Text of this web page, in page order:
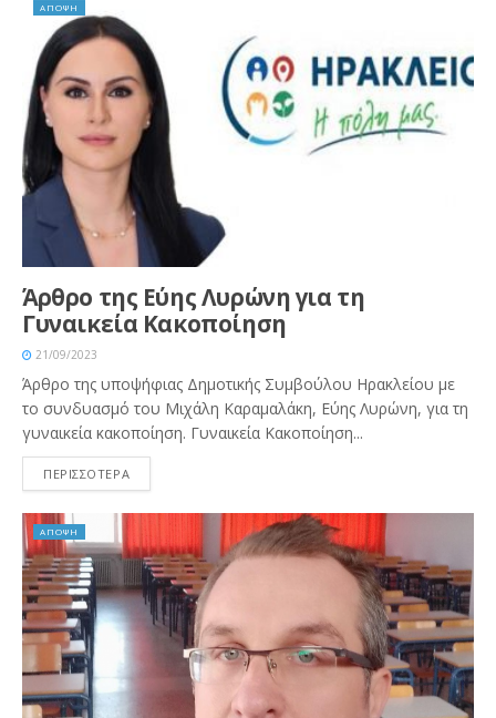
ΑΠΟΨΗ
Άρθρο της Εύης Λυρώνη για τη
Γυναικεία Κακοποίηση
21/09/2023
Άρθρο της υποψήφιας Δημοτικής Συμβούλου Ηρακλείου με
το συνδυασμό του Μιχάλη Καραμαλάκη, Εύης Λυρώνη, για τη
γυναικεία κακοποίηση. Γυναικεία Κακοποίηση...
ΠΕΡΙΣΣΟΤΕΡΑ
ΑΠΟΨΗ